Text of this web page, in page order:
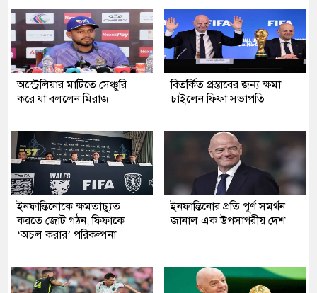
অস্ট্রেলিয়ার মাটিতে সেঞ্চুরি
করে যা বললেন মিরাজ
বিতর্কিত প্রস্তাবের জন্য ক্ষমা
চাইলেন ফিফা সভাপতি
ইনফান্তিনোকে ক্ষমতাচ্যুত
করতে জোট গঠন, ফিফাকে
‘অচল করার’ পরিকল্পনা
ইনফান্তিনোর প্রতি পূর্ণ সমর্থন
জানাল এক উপসাগরীয় দেশ